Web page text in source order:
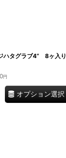
ハタグラブ4” 8ヶ入り
円
オプション選択